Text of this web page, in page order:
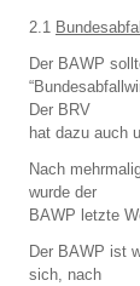
2.1
Der BAWP
Der BRV
hat dazu auch
Nach
wurde der
BAWP letzte
Der BAWP ist
sich, nach